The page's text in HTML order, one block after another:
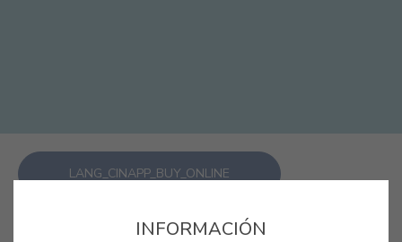
LANG_CINAPP_BUY_ONLINE
INFORMACIÓN